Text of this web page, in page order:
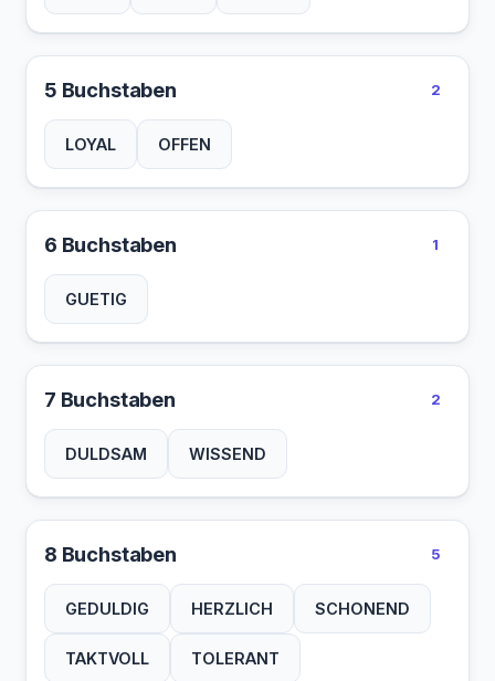
5 Buchstaben 2
LOYAL OFFEN
6 Buchstaben 1
GUETIG
7 Buchstaben 2
DULDSAM WISSEND
8 Buchstaben 5
GEDULDIG HERZLICH SCHONEND
TAKTVOLL TOLERANT